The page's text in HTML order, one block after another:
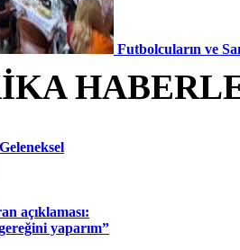
Futbolcuların ve
açıklaması:
yaparım”